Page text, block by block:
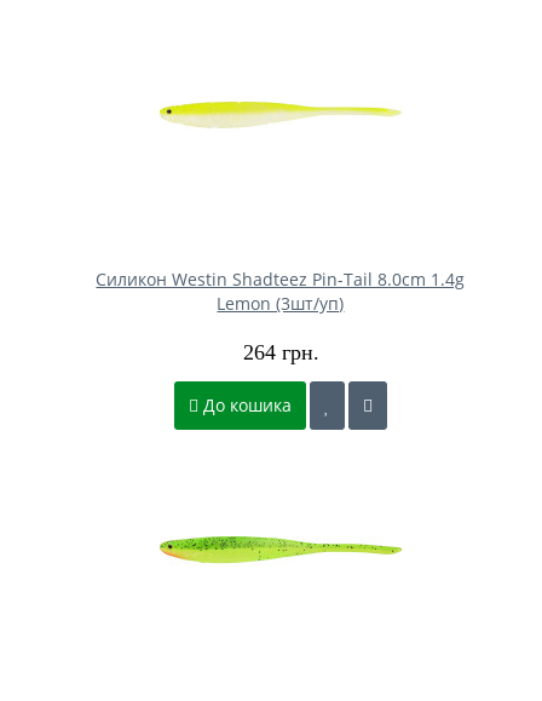
Силикон Westin Shadteez Pin-Tail 8.0cm 1.4g
Lemon (3шт/уп)
264 грн.
До кошика